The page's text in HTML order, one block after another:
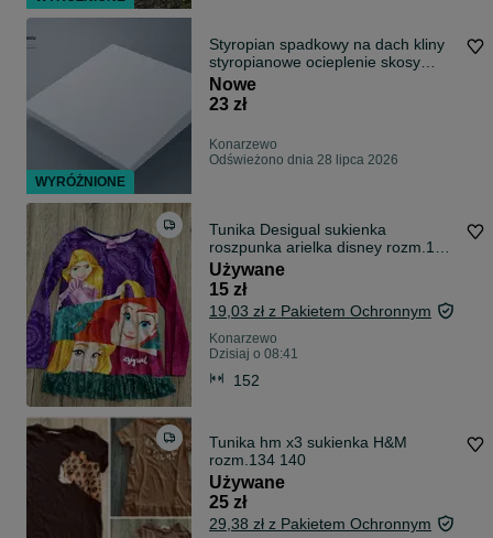
Styropian spadkowy na dach kliny
styropianowe ocieplenie skosy
dachowe
Nowe
23 zł
Konarzewo
Odświeżono dnia 28 lipca 2026
Tunika Desigual sukienka
roszpunka arielka disney rozm.146
152
Używane
15 zł
19,03 zł z Pakietem Ochronnym
Konarzewo
Dzisiaj o 08:41
152
Tunika hm x3 sukienka H&M
rozm.134 140
Używane
25 zł
29,38 zł z Pakietem Ochronnym
WYRÓŻNIONE